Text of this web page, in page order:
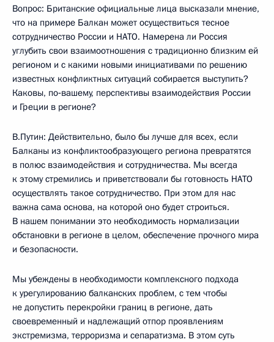
Вопрос: Британские официальные лица высказали мнение,
что на примере Балкан может осуществиться тесное
сотрудничество России и НАТО. Намерена ли Россия
углубить свои взаимоотношения с традиционно близким ей
регионом и с какими новыми инициативами по решению
известных конфликтных ситуаций собирается выступить?
Каковы, по‑вашему, перспективы взаимодействия России
и Греции в регионе?
В.Путин: Действительно, было бы лучше для всех, если
Балканы из конфликтообразующего региона превратятся
в полюс взаимодействия и сотрудничества. Мы всегда
к этому стремились и приветствовали бы готовность НАТО
осуществлять такое сотрудничество. При этом для нас
важна сама основа, на которой оно будет строиться.
В нашем понимании это необходимость нормализации
обстановки в регионе в целом, обеспечение прочного мира
и безопасности.
Мы убеждены в необходимости комплексного подхода
к урегулированию балканских проблем, с тем чтобы
не допустить перекройки границ в регионе, дать
своевременный и надлежащий отпор проявлениям
экстремизма, терроризма и сепаратизма. В этом суть